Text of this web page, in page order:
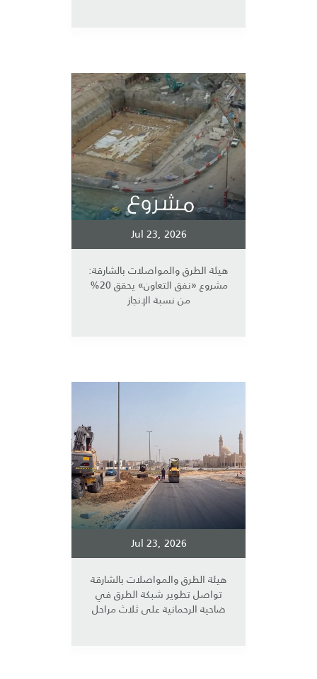
Jul 23, 2026
هيئة الطرق والمواصلات بالشارقة:
مشروع «نفق التعاون» يحقق 20%
من نسبة الإنجاز
Jul 23, 2026
هيئة الطرق والمواصلات بالشارقة
تواصل تطوير شبكة الطرق في
ضاحية الرحمانية على ثلاث مراحل